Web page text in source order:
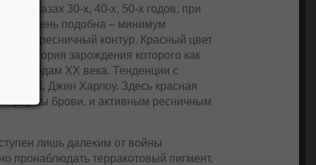
образах 30-х, 40-х, 50-х годов, при
глаз очень подобна – минимум
на ресничный контур. Красный цвет
история зарождения которого как
30-м годам ХХ века. Тенденции с
Джин Харлоу. Здесь красная
формы брови, и активным ресничным
лишь далеким от войны
пронаблюдать терракотовый пигмент,